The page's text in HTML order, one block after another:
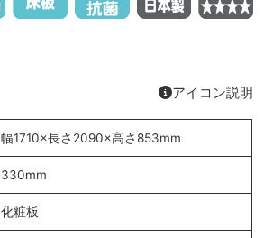
アイコン説明
幅1710×長さ2090×高さ853mm
330mm
化粧板